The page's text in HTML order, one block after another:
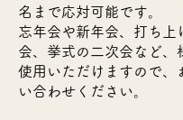
名まで応対可能です。
忘年会や新年会、打ち上
会、挙式の二次会など、
使用いただけますので、
い合わせください。